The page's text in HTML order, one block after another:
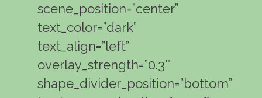
scene_position=”center”
text_color=”dark”
text_align=”left”
overlay_strength=”0.3″
shape_divider_position=”bottom”